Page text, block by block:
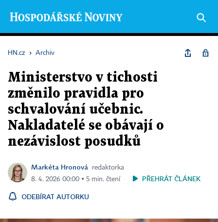
HN.cz › Archiv
Ministerstvo v tichosti
změnilo pravidla pro
schvalování učebnic.
Nakladatelé se obávají o
nezávislost posudků
Markéta Hronová
redaktorka
8. 4. 2026 00:00 ▪ 5 min. čtení
PŘEHRÁT ČLÁNEK
ODEBÍRAT AUTORKU